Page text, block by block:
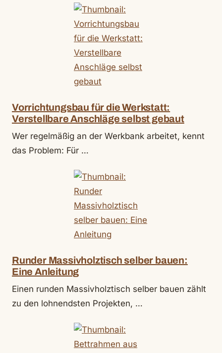
Vorrichtungsbau für die Werkstatt:
Verstellbare Anschläge selbst gebaut
Wer regelmäßig an der Werkbank arbeitet, kennt
das Problem: Für …
Runder Massivholztisch selber bauen:
Eine Anleitung
Einen runden Massivholztisch selber bauen zählt
zu den lohnendsten Projekten, …